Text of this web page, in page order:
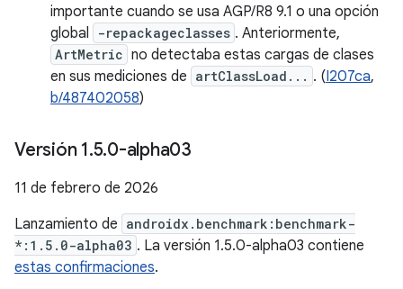
importante cuando se usa AGP/R8 9.1 o una opción
global
-repackageclasses . Anteriormente,
ArtMetric no detectaba estas cargas de clases
en sus mediciones de artClassLoad... . (I207ca,
b/487402058)
Versión 1.5.0-alpha03
11 de febrero de 2026
Lanzamiento de androidx.benchmark:benchmark-
*:1.5.0-alpha03 . La versión 1.5.0-alpha03 contiene
estas confirmaciones.